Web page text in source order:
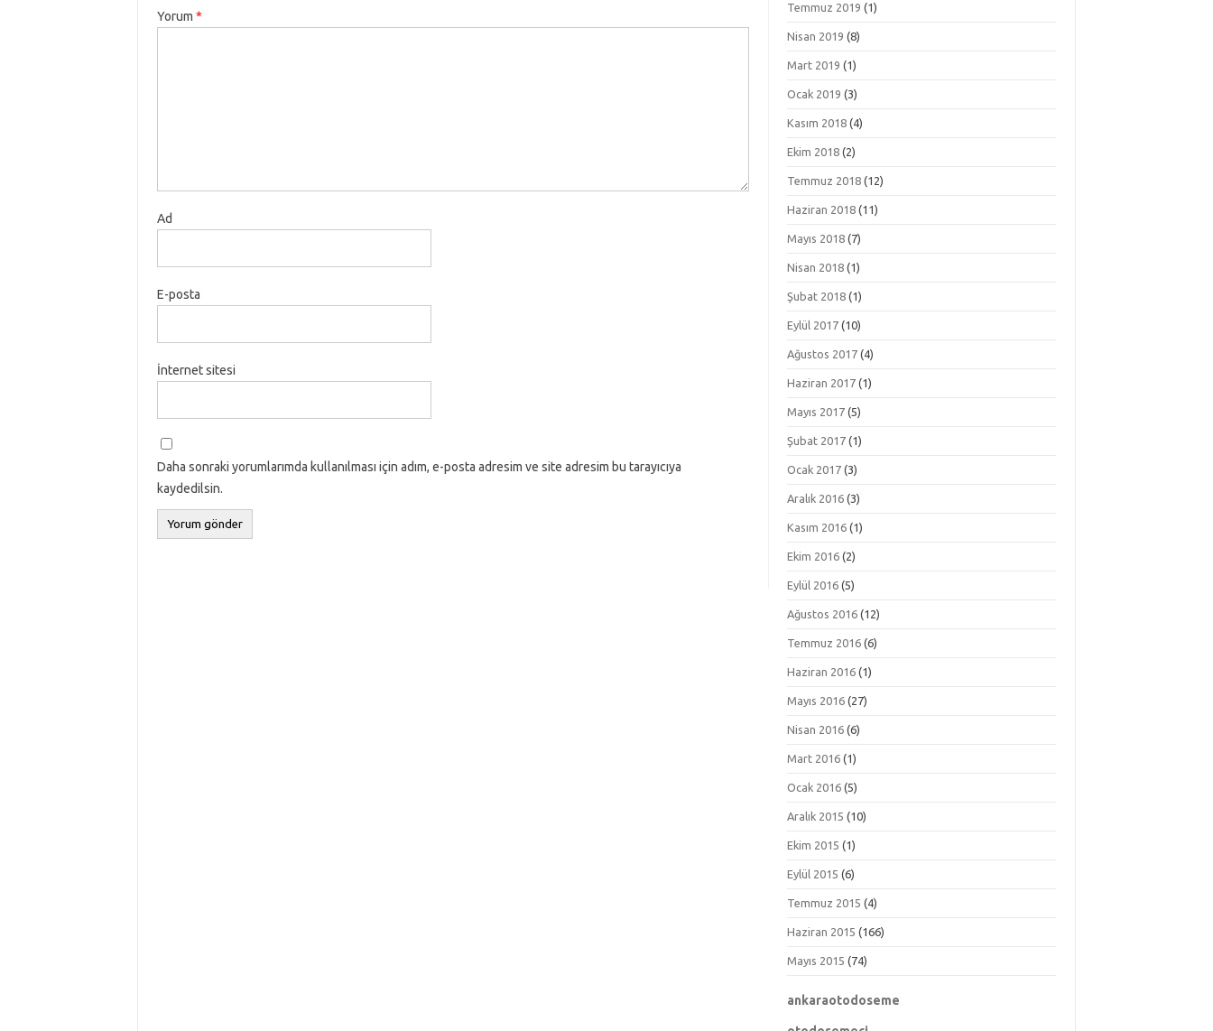
Yorum *
Ad
E-posta
İnternet sitesi
Daha sonraki yorumlarımda kullanılması için adım, e-posta adresim ve site adresim bu tarayıcıya
kaydedilsin.
Temmuz 2019 (1)
Nisan 2019 (8)
Mart 2019 (1)
Ocak 2019 (3)
Kasım 2018 (4)
Ekim 2018 (2)
Temmuz 2018 (12)
Haziran 2018 (11)
Mayıs 2018 (7)
Nisan 2018 (1)
Şubat 2018 (1)
Eylül 2017 (10)
Ağustos 2017 (4)
Haziran 2017 (1)
Mayıs 2017 (5)
Şubat 2017 (1)
Ocak 2017 (3)
Aralık 2016 (3)
Kasım 2016 (1)
Ekim 2016 (2)
Eylül 2016 (5)
Ağustos 2016 (12)
Temmuz 2016 (6)
Haziran 2016 (1)
Mayıs 2016 (27)
Nisan 2016 (6)
Mart 2016 (1)
Ocak 2016 (5)
Aralık 2015 (10)
Ekim 2015 (1)
Eylül 2015 (6)
Temmuz 2015 (4)
Haziran 2015 (166)
Mayıs 2015 (74)
ankaraotodoseme